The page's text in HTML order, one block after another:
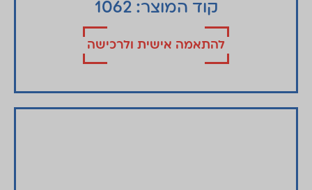
קוד המוצר: 1062
להתאמה אישית ולרכישה